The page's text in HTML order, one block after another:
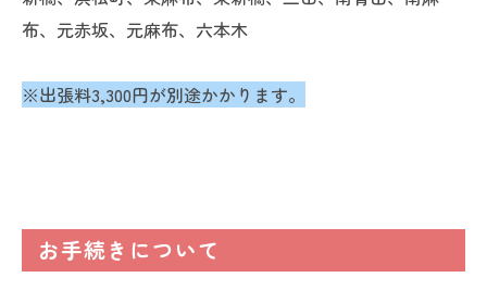
布、元赤坂、元麻布、六本木
※出張料3,300円が別途かかります。
お手続きについて